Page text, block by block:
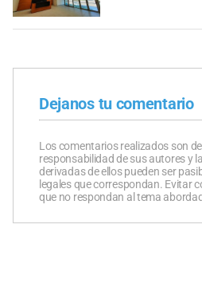
Dejanos tu comentario
Los comentarios realizados son
responsabilidad de sus autores y
derivadas de ellos pueden ser
legales que correspondan. Evitar
que no respondan al tema